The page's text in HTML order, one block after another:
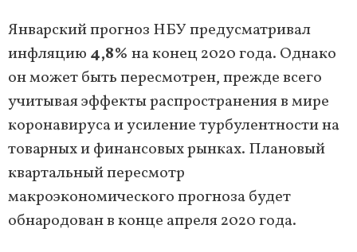
Январский прогноз НБУ предусматривал
инфляцию 4,8% на конец 2020 года. Однако
он может быть пересмотрен, прежде всего
учитывая эффекты распространения в мире
коронавируса и усиление турбулентности на
товарных и финансовых рынках. Плановый
квартальный пересмотр
макроэкономического прогноза будет
обнародован в конце апреля 2020 года.